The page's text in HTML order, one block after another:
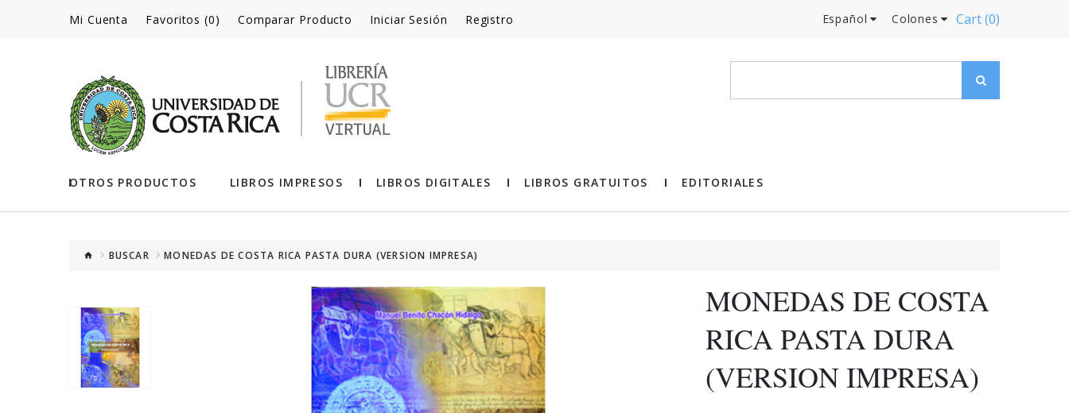
Mi Cuenta Favoritos (0) Comparar Producto Iniciar Sesión Registro Cart(0)
Colones
Español
OTROS PRODUCTOS LIBROS IMPRESOS LIBROS DIGITALES LIBROS GRATUITOS EDITORIALES
BUSCAR MONEDAS DE COSTA RICA PASTA DURA (VERSION IMPRESA)
MONEDAS DE COSTA
RICA PASTA DURA
(VERSION IMPRESA)